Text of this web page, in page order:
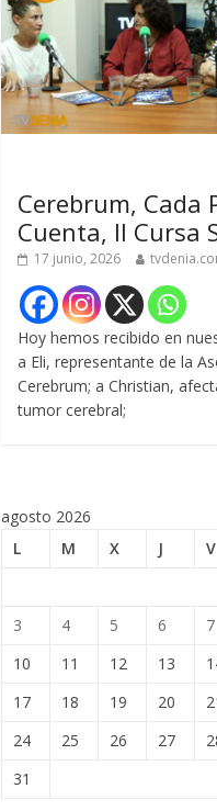
Cerebrum, Cada
Cuenta, II Cursa
17 junio, 2026
Hoy hemos recibido en
a Eli, representante de la
Cerebrum; a Christian,
tumor cerebral;
agosto 2026
L
M X J V
3
4 5 6 7
10
11 12 13
17
18 19 20
24
25 26 27
31